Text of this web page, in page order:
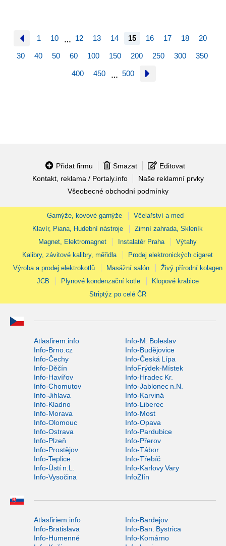
1 10 … 12 13 14 15 16 17 18 20
30 40 50 60 100 150 200 250 300 350
400 450 … 500
Přidat firmu Smazat
Editovat
Kontakt, reklama / Portaly.info
Naše reklamní prvky
Všeobecné obchodní podmínky
Garnýže, kovové garnýže
Včelařství a med
Klavír, Piana, Hudební nástroje
Zimní zahrada, Skleník
Magnet, Elektromagnet
Instalatér Praha
Výtahy
Kalibry, závitové kalibry, měřidla
Prodej elektronických cigaret
Výroba a prodej elektrokotlů
Masážní salón
Živý přírodní kolagen
JCB
Plynové kondenzační kotle
Klopové krabice
Striptýz po celé ČR
Atlasfirem.info
Info-M. Boleslav
Info-Brno.cz
Info-Budějovice
Info-Čechy
Info-Česká Lípa
Info-Děčín
InfoFrýdek-Místek
Info-Havířov
Info-Hradec Kr.
Info-Chomutov
Info-Jablonec n.N.
Info-Jihlava
Info-Karviná
Info-Kladno
Info-Liberec
Info-Morava
Info-Most
Info-Olomouc
Info-Opava
Info-Ostrava
Info-Pardubice
Info-Plzeň
Info-Přerov
Info-Prostějov
Info-Tábor
Info-Teplice
Info-Třebíč
Info-Ústí n.L.
Info-Karlovy Vary
Info-Vysočina
InfoZlín
Atlasfiriem.info
Info-Bardejov
Info-Bratislava
Info-Ban. Bystrica
Info-Humenné
Info-Komárno